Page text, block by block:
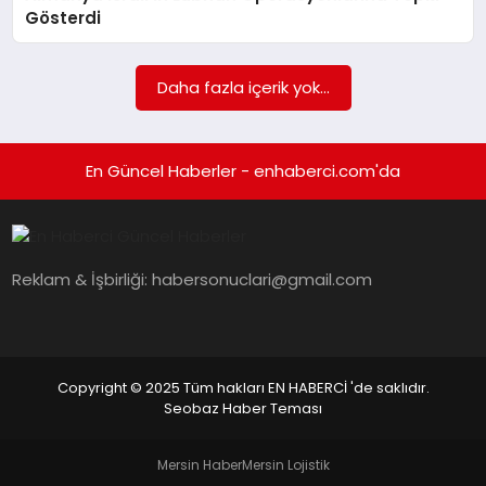
Gösterdi
Daha fazla içerik yok...
En Güncel Haberler - enhaberci.com'da
Reklam & İşbirliği:habersonuclari@gmail.com
Copyright © 2025 Tüm hakları EN HABERCİ 'de saklıdır.
Seobaz Haber Teması
Mersin HaberMersin Lojistik